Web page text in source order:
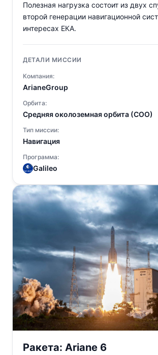
Полезная нагрузка состоит из двух
второй генерации навигационной
интересах ЕКА.
ДЕТАЛИ МИССИИ
Компания:
ArianeGroup
Орбита:
Средняя околоземная орбита (СОО)
Тип миссии:
Навигация
Программа:
Galileo
Ракета: Ariane 6